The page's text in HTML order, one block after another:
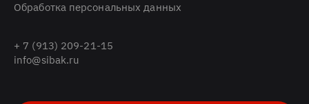
Обработка персональных данных
+ 7 (913) 209-21-15
info@sibak.ru